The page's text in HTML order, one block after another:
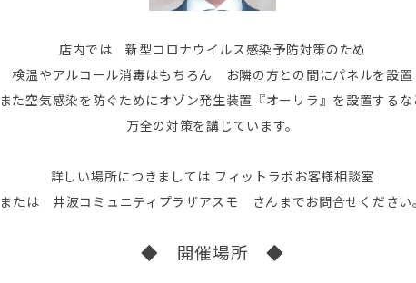
店内では 新型コロナウイルス感染予防対策のため
検温やアルコール消毒はもちろん お隣の方との間にパネルを設置
また空気感染を防ぐためにオゾン発生装置『オーリラ』を設置するな
万全の対策を講じています。
詳しい場所につきましては フィットラボお客様相談室
または 井波コミュニティプラザアスモ さんまでお問合せください
◆ 開催場所 ◆